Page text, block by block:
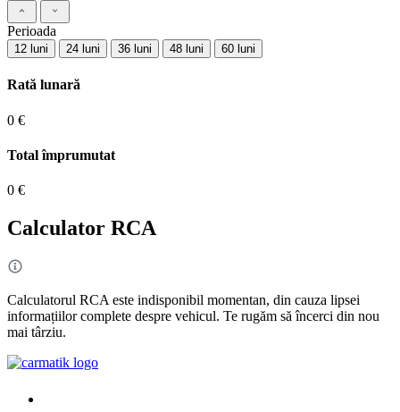
Perioada
12 luni 24 luni 36 luni 48 luni 60 luni
Rată lunară
0 €
Total împrumutat
0 €
Calculator RCA
Calculatorul RCA este indisponibil momentan, din cauza lipsei
informațiilor complete despre vehicul. Te rugăm să încerci din nou
mai târziu.